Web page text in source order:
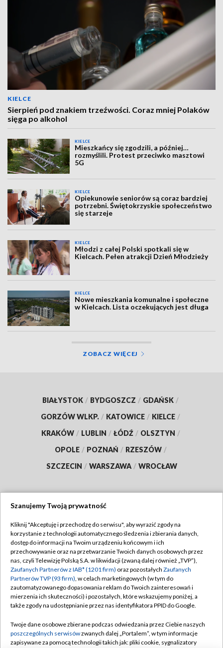
KIELCE
Sierpień pod znakiem trzeźwości. Coraz mniej Polaków
sięga po alkohol
KIELCE
Mieszkańcy się zgodzili, a później…
rozmyślili. Protest przeciwko masztowi
5G
KIELCE
Opiekunowie seniorów są coraz bardziej
potrzebni. Świętokrzyskie społeczeństwo
się starzeje
KIELCE
Młodzi z całej Polski spotkali się w
Kielcach. Pełen atrakcji Dzień Młodzieży
KIELCE
Nowe mieszkania komunalne i społeczne
w Kielcach. Lista oczekujących jest długa
ZOBACZ WIĘCEJ
BIAŁYSTOK / BYDGOSZCZ / GDAŃSK /
GORZÓW WLKP. / KATOWICE / KIELCE /
KRAKÓW / LUBLIN / ŁÓDŹ / OLSZTYN /
OPOLE / POZNAŃ / RZESZÓW /
SZCZECIN / WARSZAWA / WROCŁAW
TVP
Abonament TVP
Emisja w TVP
Centrum informacji TVP
Naziemna Telewizja Cyfrowa
Rada Programowa
Regulamin TVP
Polityka prywatności
Moje zgody
Pomoc
Kontakt
Szanujemy Twoją prywatność
Kliknij "Akceptuję i przechodzę do serwisu", aby wyrazić zgody na
korzystanie z technologii automatycznego śledzenia i zbierania danych,
dostęp do informacji na Twoim urządzeniu końcowym i ich
przechowywanie oraz na przetwarzanie Twoich danych osobowych przez
nas, czyli Telewizję Polską S.A. w likwidacji (zwaną dalej również „TVP”),
Zaufanych Partnerów z IAB* (1201 firm) oraz pozostałych Zaufanych
Partnerów TVP (93 firm), w celach marketingowych (w tym do
zautomatyzowanego dopasowania reklam do Twoich zainteresowań i
mierzenia ich skuteczności) i pozostałych, które wskazujemy poniżej, a
także zgody na udostępnianie przez nas identyfikatora PPID do Google.
Twoje dane osobowe zbierane podczas odwiedzania przez Ciebie naszych
poszczególnych serwisówzwanych dalej „Portalem”, w tym informacje
zapisywane za pomocą technologii takich jak: pliki cookie, sygnalizatory